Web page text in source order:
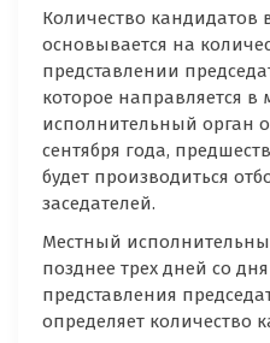
Количество кандидатов
основывается на
представлении
которое направляется в
исполнительный орган
сентября года,
будет производиться
заседателей.
Местный
позднее трех дней со
представления
определяет количество